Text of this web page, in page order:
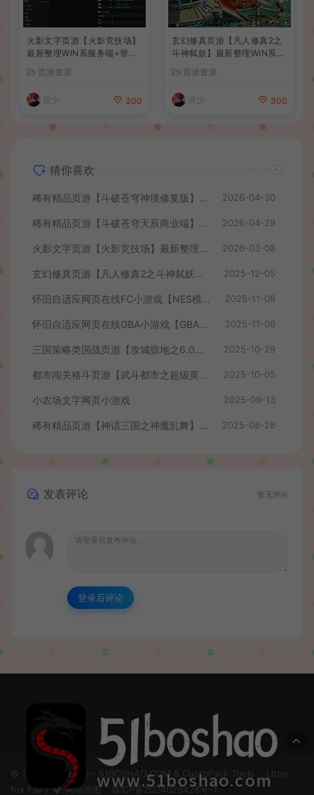
火影文字页游【火影竞技场】
最新整理WIN系服务端+管理
页游资源
波少 300
玄幻修真页游【凡人修真2之
斗神弑妖】最新整理WIN系服
+外网教程
页游资源
波少 300
猜你喜欢
稀有精品页游【斗破苍穹神境修复版】最新整理单机一键即玩镜像端+Linux手工服务端+管理后台+详细搭建教程 2026-04-30
稀有精品页游【斗破苍穹天辰商业端】最新整理单机一键即玩镜像端+Linux手工服务端+管理后台+详细搭建教程+视频教程 2026-04-29
火影文字页游【火影竞技场】最新整理WIN系服务端+管理后台+详细搭建教程 2026-03-08
玄幻修真页游【凡人修真2之斗神弑妖】最新整理WIN系服务端+GM工具+详细搭建教程+外网教程 2025-12-05
怀旧自适应网页在线FC小游戏【NES模拟器】最新整理WIN系服务端+Linux手工服务端+管理后台+支持手柄+存档 2025-11-06
怀旧自适应网页在线GBA小游戏【GBA模拟器】最新整理WIN系服务端+Linux手工服务端+管理后台+支持手柄+存档 2025-11-06
三国策略类国战页游【攻城掠地之6.0东吴大帝版】最新整理WIN系服务端+管理后台+详细外网教程 2025-10-29
都市闯关格斗页游【武斗都市之超级英雄】最新整理Win系服务端+货币修改教程+详细外网搭建教程 2025-10-05
小农场文字网页小游戏 2025-09-13
稀有精品页游【神话三国之神魔乱舞】最新整理Win系服务端+货币充值教程+详细外网搭建教程 2025-08-28
发表评论 暂无评论
登录后评论
© 2024 51boshao - 51BOSHAO.COM & CustoPack Tools ：Little
fox Fairy
网站地图 琼ICP备2024029428号-1